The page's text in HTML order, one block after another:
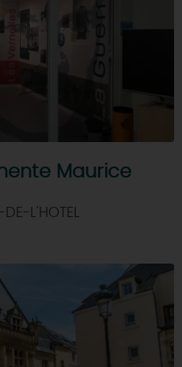
Maurice
L'HOTEL